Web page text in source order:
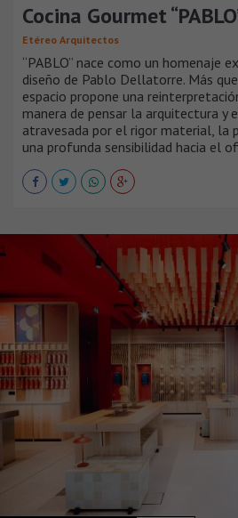
Cocina Gourmet
Etéreo Arquitectos
“PABLO” nace como un homenaje
diseño de Pablo Dellatorre. Más
espacio propone una
manera de pensar la arquitectura y
atravesada por el rigor material, la
una profunda sensibilidad hacia el